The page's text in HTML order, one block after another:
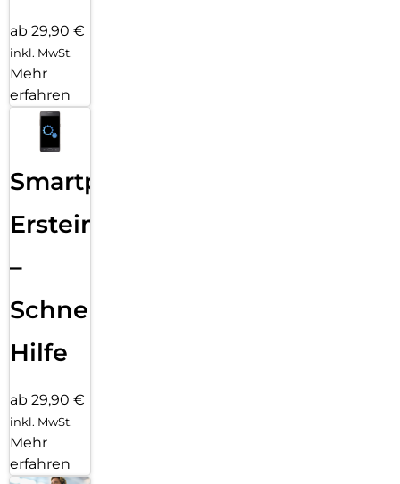
ab 29,90 €
inkl. MwSt.
Mehr
erfahren
Smartphone
Ersteinrichtung
–
Schnelle
Hilfe
ab 29,90 €
inkl. MwSt.
Mehr
erfahren